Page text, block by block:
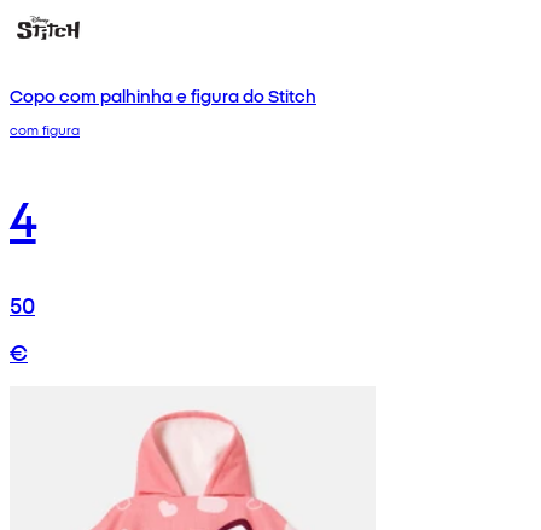
Copo com palhinha e figura do Stitch
com figura
4
50
€